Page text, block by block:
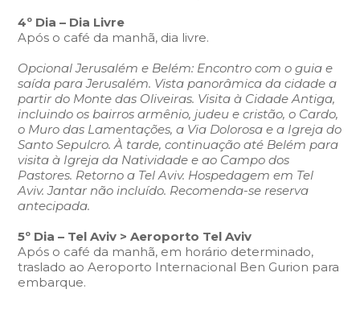
4º Dia – Dia Livre
Após o café da manhã, dia livre.
Opcional Jerusalém e Belém: Encontro com o guia e
saída para Jerusalém. Vista panorâmica da cidade a
partir do Monte das Oliveiras. Visita à Cidade Antiga,
incluindo os bairros armênio, judeu e cristão, o Cardo,
o Muro das Lamentações, a Via Dolorosa e a Igreja do
Santo Sepulcro. À tarde, continuação até Belém para
visita à Igreja da Natividade e ao Campo dos
Pastores. Retorno a Tel Aviv. Hospedagem em Tel
Aviv. Jantar não incluído. Recomenda-se reserva
antecipada.
5º Dia – Tel Aviv > Aeroporto Tel Aviv
Após o café da manhã, em horário determinado,
traslado ao Aeroporto Internacional Ben Gurion para
embarque.